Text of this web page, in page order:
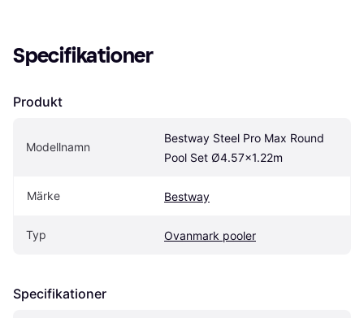
Specifikationer
Produkt
Modellnamn
Bestway Steel Pro Max Round
Pool Set Ø4.57x1.22m
Märke Bestway
Typ Ovanmark pooler
Specifikationer